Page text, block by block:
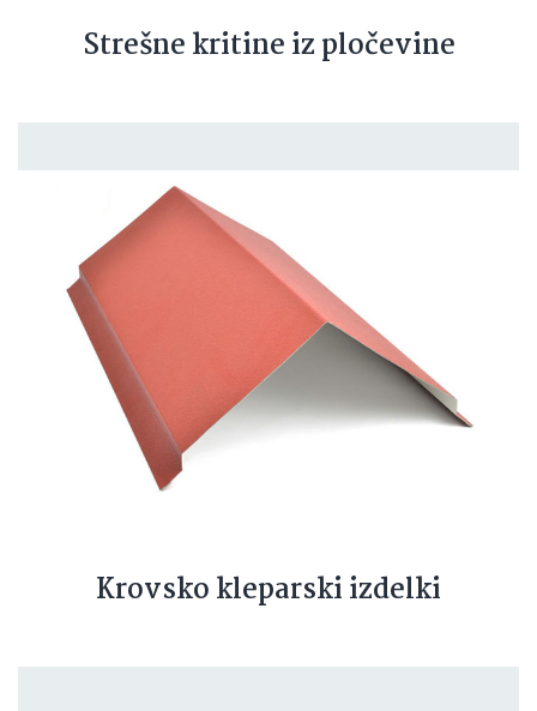
Strešne kritine iz pločevine
Krovsko kleparski izdelki